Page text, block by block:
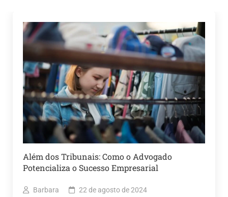
Além dos Tribunais: Como o Advogado
Potencializa o Sucesso Empresarial
Barbara 22 de agosto de 2024